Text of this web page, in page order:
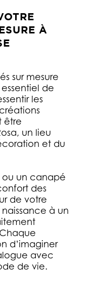
À
sur mesure
de
les
être
un lieu
et du
ou un canapé
des
de votre
à un
d’imaginer
avec
de vie.